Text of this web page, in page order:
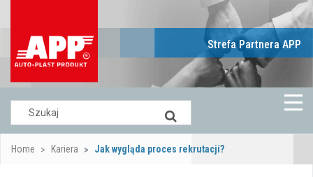
Strefa Partnera APP
Home Kariera Jak wygląda proces rekrutacji?